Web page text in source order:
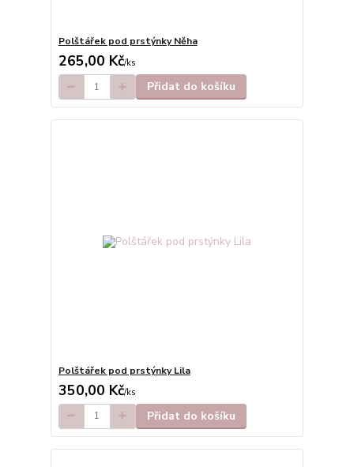
Polštářek pod prstýnky Něha
265,00 Kč/ks
Přidat do košíku
Polštářek pod prstýnky Lila
350,00 Kč/ks
Přidat do košíku